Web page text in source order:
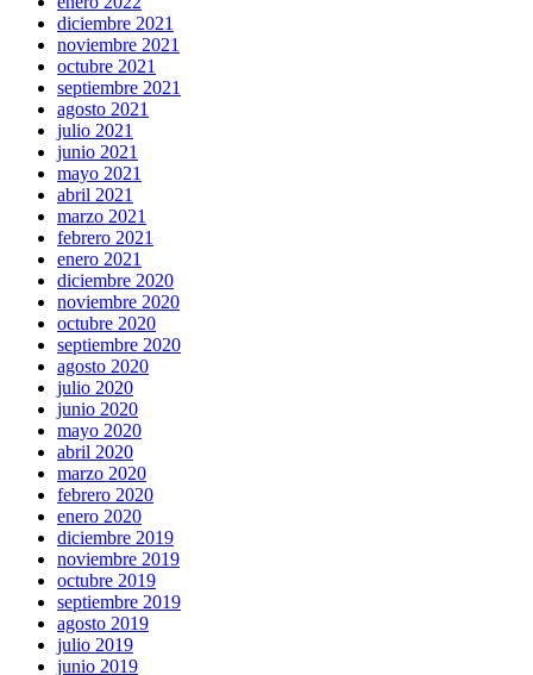
diciembre 2021
noviembre 2021
octubre 2021
septiembre 2021
agosto 2021
julio 2021
junio 2021
mayo 2021
abril 2021
marzo 2021
febrero 2021
enero 2021
diciembre 2020
noviembre 2020
octubre 2020
septiembre 2020
agosto 2020
julio 2020
junio 2020
mayo 2020
abril 2020
marzo 2020
febrero 2020
enero 2020
diciembre 2019
noviembre 2019
octubre 2019
septiembre 2019
agosto 2019
julio 2019
junio 2019